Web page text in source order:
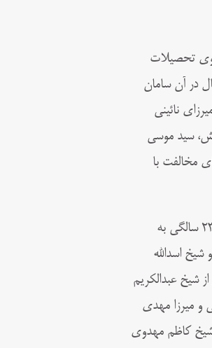
متولد شد. وی تحصیلات
قزوین به پایان برد و بعد به همراه پدرش راهی نجف اشرف گشت و حدود ۷ سال در آن سامان
نائینی
خویش، سید موسی
مخالفت با
پس از آن دو سال نیز به خدمت شیخ عبدالکریم حائری در قم می‌رسد و سرانجام در ۱۳۴۱ در سن ۲۳ سالگی به
اسدالله
از شیخ عبدالکریم
و میرزا مهدی
شیخ کاظم مهدوی